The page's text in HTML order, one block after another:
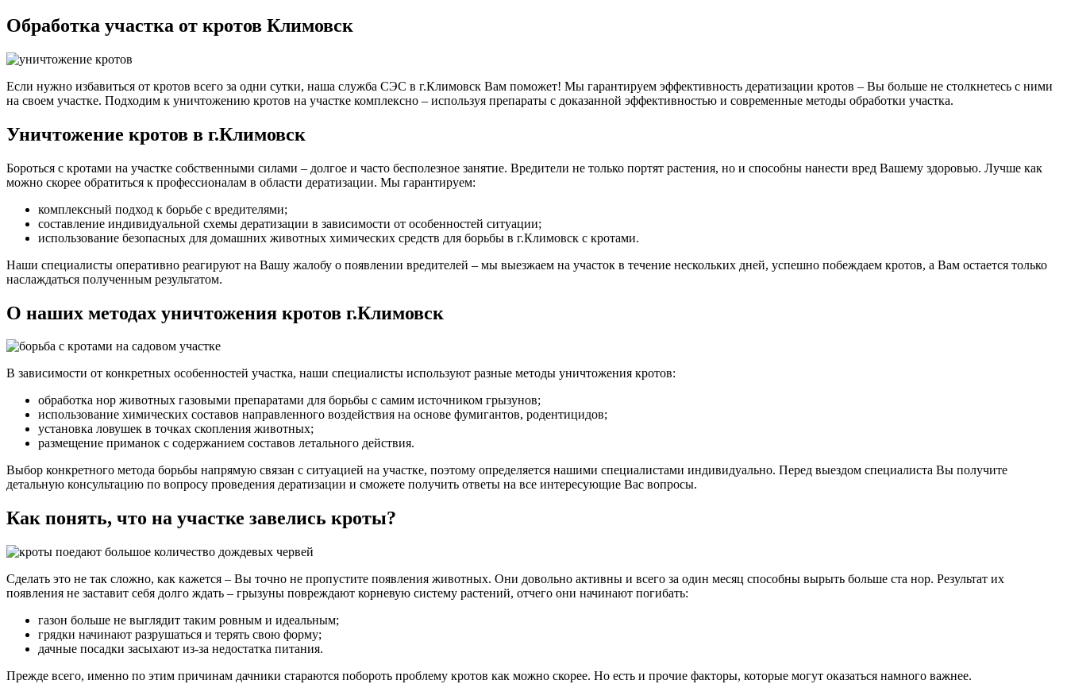
Обработка участка от кротов Климовск
Если нужно избавиться от кротов всего за одни сутки, наша служба СЭС в г.Климовск Вам поможет! Мы гарантируем эффективность дератизации кротов – Вы больше не столкнетесь с ними
на своем участке. Подходим к уничтожению кротов на участке комплексно – используя препараты с доказанной эффективностью и современные методы обработки участка.
Уничтожение кротов в г.Климовск
Бороться с кротами на участке собственными силами – долгое и часто бесполезное занятие. Вредители не только портят растения, но и способны нанести вред Вашему здоровью. Лучше как
можно скорее обратиться к профессионалам в области дератизации. Мы гарантируем:
комплексный подход к борьбе с вредителями;
составление индивидуальной схемы дератизации в зависимости от особенностей ситуации;
использование безопасных для домашних животных химических средств для борьбы в г.Климовск с кротами.
Наши специалисты оперативно реагируют на Вашу жалобу о появлении вредителей – мы выезжаем на участок в течение нескольких дней, успешно побеждаем кротов, а Вам остается только
наслаждаться полученным результатом.
О наших методах уничтожения кротов г.Климовск
В зависимости от конкретных особенностей участка, наши специалисты используют разные методы уничтожения кротов:
обработка нор животных газовыми препаратами для борьбы с самим источником грызунов;
использование химических составов направленного воздействия на основе фумигантов, родентицидов;
установка ловушек в точках скопления животных;
размещение приманок с содержанием составов летального действия.
Выбор конкретного метода борьбы напрямую связан с ситуацией на участке, поэтому определяется нашими специалистами индивидуально. Перед выездом специалиста Вы получите
детальную консультацию по вопросу проведения дератизации и сможете получить ответы на все интересующие Вас вопросы.
Как понять, что на участке завелись кроты?
Сделать это не так сложно, как кажется – Вы точно не пропустите появления животных. Они довольно активны и всего за один месяц способны вырыть больше ста нор. Результат их
появления не заставит себя долго ждать – грызуны повреждают корневую систему растений, отчего они начинают погибать:
газон больше не выглядит таким ровным и идеальным;
грядки начинают разрушаться и терять свою форму;
дачные посадки засыхают из-за недостатка питания.
Прежде всего, именно по этим причинам дачники стараются побороть проблему кротов как можно скорее. Но есть и прочие факторы, которые могут оказаться намного важнее.